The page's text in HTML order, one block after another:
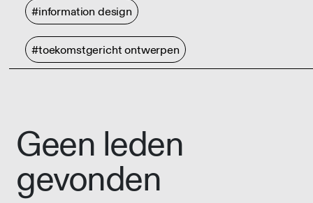
#information design
#toekomstgericht ontwerpen
Geen leden
gevonden